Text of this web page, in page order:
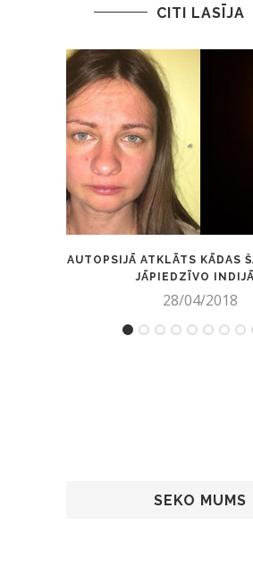
CITI LASĪJA
AUTOPSIJĀ ATKLĀTS KĀDAS
JĀPIEDZĪVO
28/04/2018
SEKO MUMS